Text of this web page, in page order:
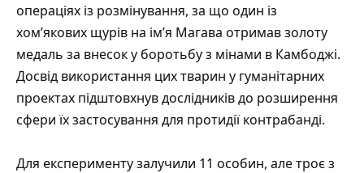
операціях із розмінування, за що один із
хом’якових щурів на ім’я Магава отримав золоту
медаль за внесок у боротьбу з мінами в Камбоджі.
Досвід використання цих тварин у гуманітарних
проектах підштовхнув дослідників до розширення
сфери їх застосування для протидії контрабанді.
Для експерименту залучили 11 особин, але троє з